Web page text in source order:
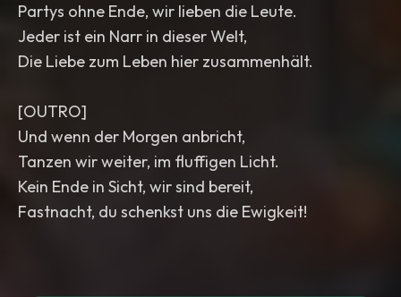
Partys ohne Ende, wir lieben die Leute.
Jeder ist ein Narr in dieser Welt,
Die Liebe zum Leben hier zusammenhält.
[OUTRO]
Und wenn der Morgen anbricht,
Tanzen wir weiter, im fluffigen Licht.
Kein Ende in Sicht, wir sind bereit,
Fastnacht, du schenkst uns die Ewigkeit!